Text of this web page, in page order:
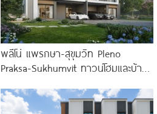
พลีโน่ แพรกษา-สุขุมวิท Pleno
Praksa-Sukhumvit ทาวน์โฮมและบ้าน
พร้อม Fitness 24 ชม.*